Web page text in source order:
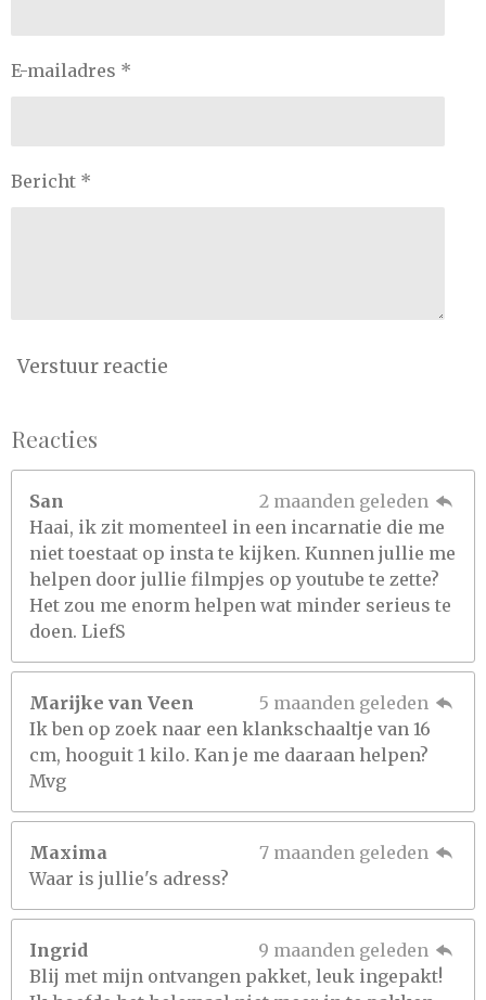
E-mailadres *
Bericht *
Verstuur reactie
Reacties
San
2 maanden geleden
Haai, ik zit momenteel in een incarnatie die me
niet toestaat op insta te kijken. Kunnen jullie me
helpen door jullie filmpjes op youtube te zette?
Het zou me enorm helpen wat minder serieus te
doen. LiefS
Marijke van Veen
5 maanden geleden
Ik ben op zoek naar een klankschaaltje van 16
cm, hooguit 1 kilo. Kan je me daaraan helpen?
Mvg
Maxima
7 maanden geleden
Waar is jullie's adress?
Ingrid
9 maanden geleden
Blij met mijn ontvangen pakket, leuk ingepakt!